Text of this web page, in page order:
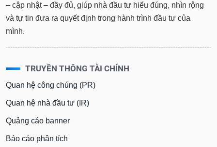
– cập nhật – đầy đủ, giúp nhà đầu tư hiểu đúng, nhìn rộng
và tự tin đưa ra quyết định trong hành trình đầu tư của
mình.
TRUYỀN THÔNG TÀI CHÍNH
Quan hệ công chúng (PR)
Quan hệ nhà đầu tư (IR)
Quảng cáo banner
Báo cáo phân tích